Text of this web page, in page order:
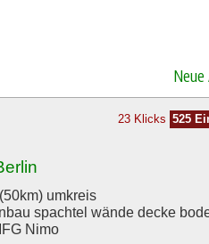
Neue
23 Klicks 525
umkreis
spachtel wände decke
Nimo